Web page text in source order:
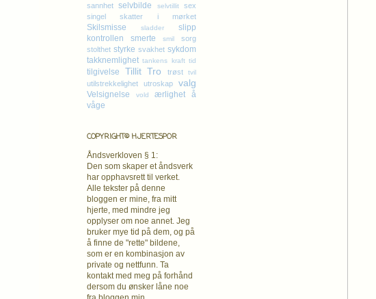
sannhet selvbilde selvtillit
sex
singel
skatter i mørket
Skilsmisse sladder
slipp
kontrollen
smerte smil
sorg
stolthet styrke svakhet sykdom
takknemlighet tankens kraft tid
tilgivelse Tillit Tro trøst tvil
utilstrekkelighet utroskap valg
Velsignelse vold ærlighet
å
våge
COPYRIGHT© HJERTESPOR
Åndsverkloven § 1:
Den som skaper et åndsverk
har opphavsretttil verket.
Alle tekster på denne
bloggen er mine, fra mitt
hjerte, med mindre jeg
opplyser om noe annet. Jeg
bruker mye tid på dem, og på
å finne de "rette" bildene,
som er en kombinasjon av
private og nettfunn. Ta
kontakt med meg på forhånd
dersom du ønsker låne noe